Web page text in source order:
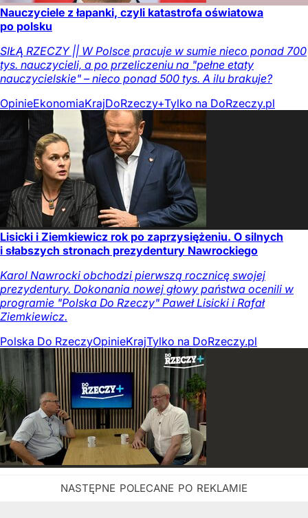
Nauczyciele z łapanki, czyli katastrofa oświatowa
po polsku
SIŁĄ RZECZY || W Polsce pracuje w sumie nieco ponad 700
tys. nauczycieli, a po przeliczeniu na "pełne etaty
nauczycielskie" – nieco ponad 500 tys. A ilu brakuje?
OpinieEkonomiaKrajDoRzeczy+Tylko na DoRzeczy.pl
Lisicki i Ziemkiewicz rok po zaprzysiężeniu. O silnych
i słabszych stronach prezydentury Nawrockiego
Karol Nawrocki obchodzi pierwszą rocznicę swojej
prezydentury. Dokonania nowej głowy państwa ocenili w
programie "Polska Do Rzeczy" Paweł Lisicki i Rafał
Ziemkiewicz.
Polska Do RzeczyOpinieKrajTylko na DoRzeczy.pl